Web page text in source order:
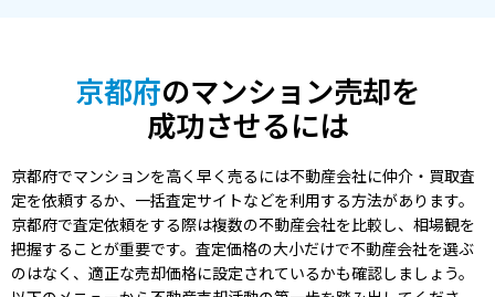
京都府のマンション売却を
成功させるには
京都府でマンションを高く早く売るには不動産会社に仲介・買取査
定を依頼するか、一括査定サイトなどを利用する方法があります。
京都府で査定依頼をする際は複数の不動産会社を比較し、相場観を
把握することが重要です。査定価格の大小だけで不動産会社を選ぶ
のはなく、適正な売却価格に設定されているかも確認しましょう。